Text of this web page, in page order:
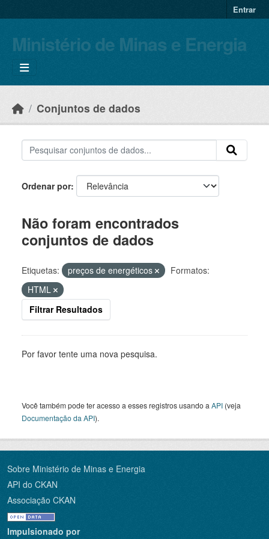
Entrar
Ministério de Minas e Energia
Conjuntos de dados
Ordenar por
Não foram encontrados
conjuntos de dados
Etiquetas: preços de energéticos
Formatos:
HTML
Filtrar Resultados
Por favor tente uma nova pesquisa.
Você também pode ter acesso a esses registros usando a API (veja
Documentação da API).
Sobre Ministério de Minas e Energia
API do CKAN
Associação CKAN
Impulsionado por